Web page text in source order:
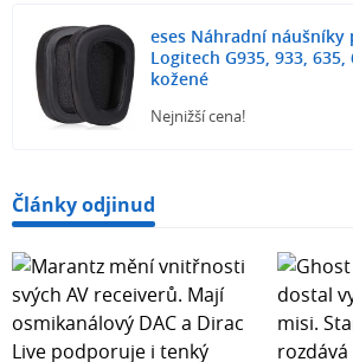
eses Náhradní náušníky
Logitech G935, 933, 635,
kožené
Nejnižší cena!
Články odjinud